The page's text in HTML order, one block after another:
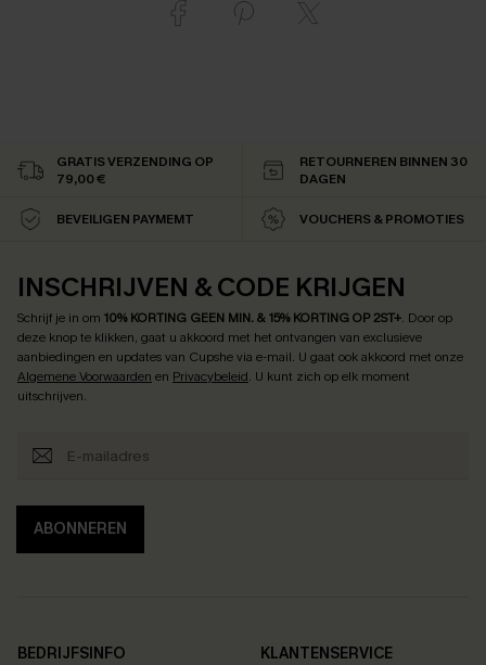
GRATIS VERZENDING OP
79,00 €
RETOURNEREN BINNEN 30
DAGEN
BEVEILIGEN PAYMEMT VOUCHERS & PROMOTIES
INSCHRIJVEN & CODE KRIJGEN
Schrijf je in om 10% KORTING GEEN MIN. & 15% KORTING OP 2ST+. Door op
deze knop te klikken, gaat u akkoord met het ontvangen van exclusieve
aanbiedingen en updates van Cupshe via e-mail. U gaat ook akkoord met onze
Algemene Voorwaarden en Privacybeleid. U kunt zich op elk moment
uitschrijven.
ABONNEREN
BEDRIJFSINFO
KLANTENSERVICE